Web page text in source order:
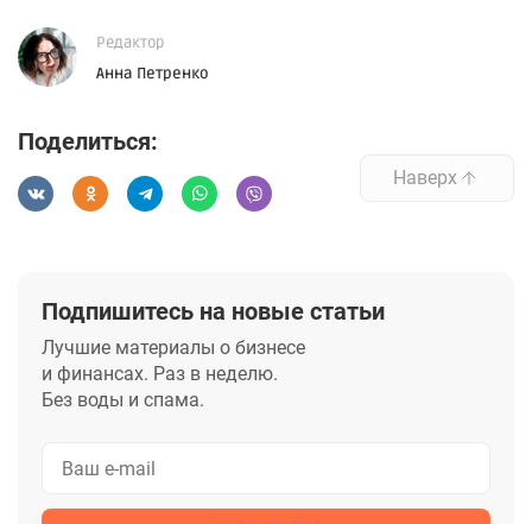
Редактор
Анна Петренко
Поделиться:
Наверх
Подпишитесь на новые статьи
Лучшие материалы о бизнесе
и финансах. Раз в неделю.
Без воды и спама.